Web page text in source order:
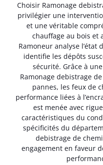
Choisir Ramonage
privilégier une
et une véritable
chauffage au bois et
Ramoneur analyse
identifie les dépôts
sécurité. Grâce à
Ramonage debistrage
pannes, les feux de
performance liées à
est menée avec
caractéristiques du
spécificités du
debistrage de
engagement en faveur